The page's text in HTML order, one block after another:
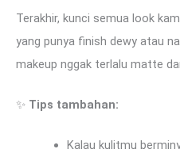
Terakhir, kunci semua look
yang punya finish dewy atau
makeup nggak terlalu matte
✨ Tips tambahan:
Kalau kulitmu